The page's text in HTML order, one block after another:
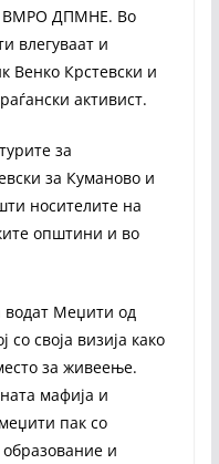
ВМРО ДПМНЕ. Во
влегуваат и
Венко Крстевски и
активист.
за
за Куманово и
носителите на
општини и во
водат Меџити од
своја визија како
за живеење.
мафија и
пак со
и